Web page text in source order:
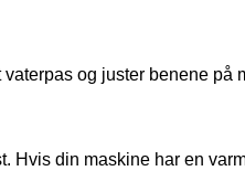
og juster benene på
din maskine har en